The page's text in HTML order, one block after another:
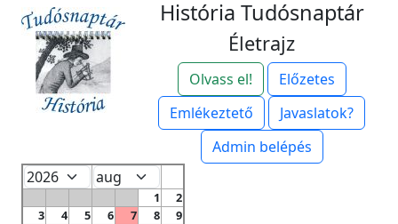
História Tudósnaptár
Életrajz
Olvass el!
Előzetes
Emlékeztető
Javaslatok?
Admin belépés
1
2
3
4 5 6 7 8
9